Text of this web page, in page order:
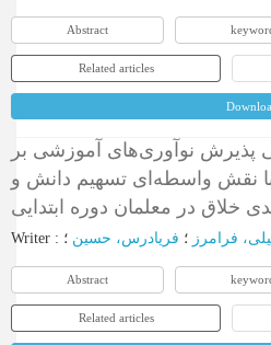
Abstract
Related articles
پذیرش نوآوری‌های آموزشی بر
نقش واسطه‌ای تسهیم دانش و
Writer : فرامرز ؛ فریادرس، حسین ؛
Abstract
Related articles